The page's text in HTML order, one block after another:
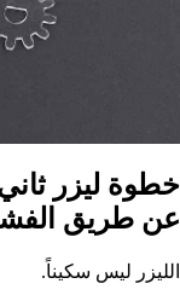
خطوة ليزر
عن طريق
الليزر ليس سكيناً.